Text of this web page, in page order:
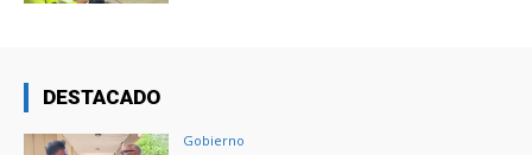
DESTACADO
Gobierno